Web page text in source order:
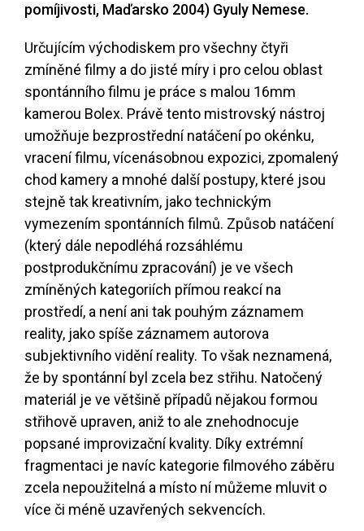
pomíjivosti, Maďarsko 2004) Gyuly Nemese.
Určujícím východiskem pro všechny čtyři
zmíněné filmy a do jisté míry i pro celou oblast
spontánního filmu je práce s malou 16mm
kamerou Bolex. Právě tento mistrovský nástroj
umožňuje bezprostřední natáčení po okénku,
vracení filmu, vícenásobnou expozici, zpomalený
chod kamery a mnohé další postupy, které jsou
stejně tak kreativním, jako technickým
vymezením spontánních filmů. Způsob natáčení
(který dále nepodléhá rozsáhlému
postprodukčnímu zpracování) je ve všech
zmíněných kategoriích přímou reakcí na
prostředí, a není ani tak pouhým záznamem
reality, jako spíše záznamem autorova
subjektivního vidění reality. To však neznamená,
že by spontánní byl zcela bez střihu. Natočený
materiál je ve většině případů nějakou formou
střihově upraven, aniž to ale znehodnocuje
popsané improvizační kvality. Díky extrémní
fragmentaci je navíc kategorie filmového záběru
zcela nepoužitelná a místo ní můžeme mluvit o
více či méně uzavřených sekvencích.